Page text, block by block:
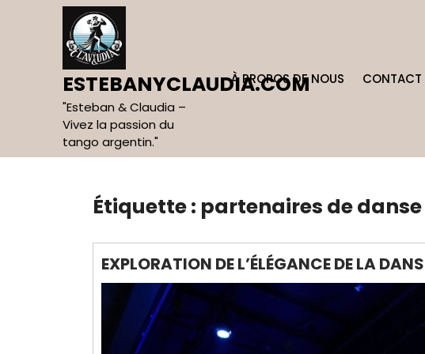
ESTEBANYCLAUDIA.COM
"Esteban & Claudia –
Vivez la passion du
tango argentin."
À PROPOS DE NOUS CONTACT
Étiquette : partenaires de danse
EXPLORATION DE L’ÉLÉGANCE DE LA